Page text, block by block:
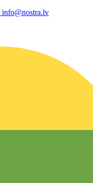
info@nostra.lv